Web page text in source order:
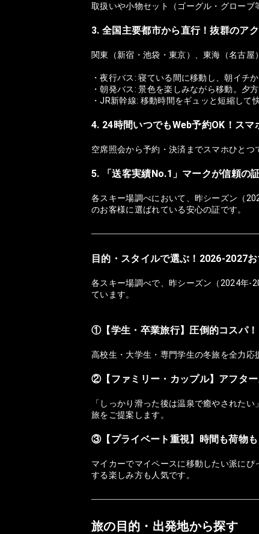
取扱いや小物セット（ゴーグル・グローブ
3. 全国主要都市から直行！抜群のア
関東（新宿・池袋・東京）、東海（名古
・夜行バス: 寝ている間に移動し、朝イチ
・朝発バス: 景色を楽しみながら移動。夕
・JR新幹線: 移動時間をギュッと短縮して
4. 24時間いつでもWeb予約OK！スマ
空席照会から予約・決済までスマホひと
5. 「送客実績No.1」マークが信頼の
各スキー場調べにおいて、昨シーズン（
のお客様に選ばれている安心の証です。
目的・スタイルで選ぶ！2026-2027
各スキー場調べで、昨シーズン（2024年-
ています。
①【学生・卒業旅行】圧倒的コスパ！
高校生・大学生・専門学生の冬旅を全力応
②【ファミリー・カップル】アフター
「しっかり滑った後は温泉で癒やされた
旅をご提案します。
③【プライベート重視】時間も荷物
マイカーでマイペースに移動したい派に
する楽しみ方も人気です。
旅の目的・出発地から探す